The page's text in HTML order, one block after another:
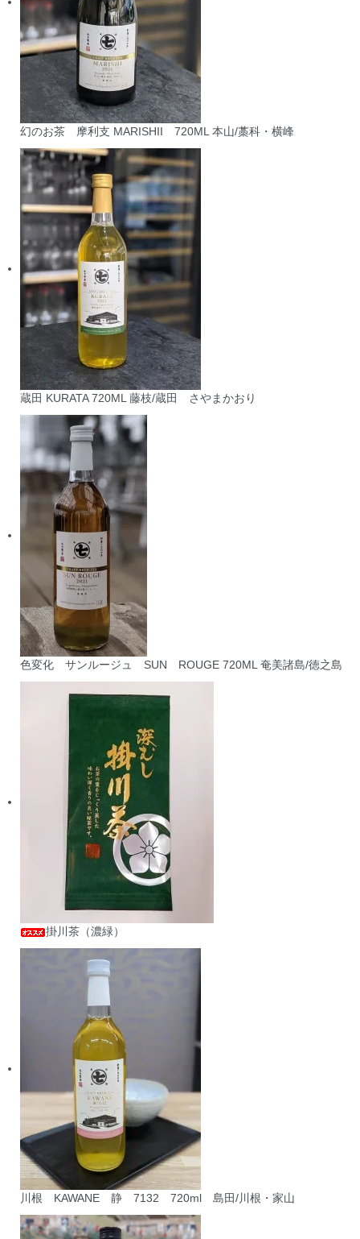
幻のお茶 摩利支 MARISHII 720ML 本山/藁科・横峰
蔵田 KURATA 720ML 藤枝/蔵田 さやまかおり
色変化 サンルージュ SUN ROUGE 720ML 奄美諸島/徳之島
掛川茶（濃緑）
川根 KAWANE 静 7132 720ml 島田/川根・家山